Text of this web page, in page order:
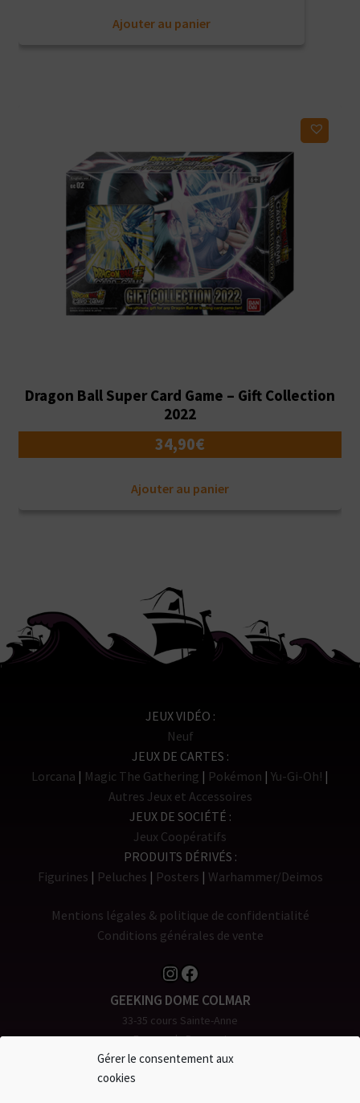
Gérer le consentement aux
cookies
Ajouter au panier
Dragon Ball Super Card Game – Gift Collection
2022
34,90€
Ajouter au panier
JEUX VIDÉO
Neuf
JEUX DE CARTES
Lorcana
Magic The Gathering Pokémon Yu-Gi-Oh!
Autres Jeux et Accessoires
JEUX DE SOCIÉTÉ
Jeux Coopératifs
PRODUITS DÉRIVÉS
Figurines
Peluches Posters Warhammer/Deimos
Mentions légales & politique de confidentialité
Conditions générales de vente
Instagram
Facebook
GEEKING DOME COLMAR
33-35 cours Sainte-Anne
Espace du Rempart
68000 COLMAR
Tél. 0 980 904 907